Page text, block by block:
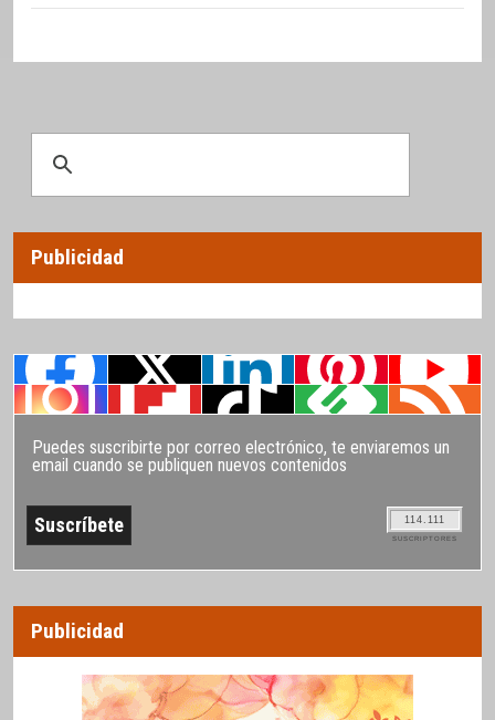
Publicidad
Puedes suscribirte por correo electrónico, te enviaremos un
email cuando se publiquen nuevos contenidos
114.111
SUSCRIPTORES
Publicidad